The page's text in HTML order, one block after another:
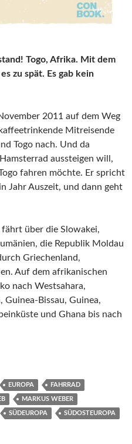
Togo, Afrika. Mit dem
zu spät. Es gab kein
2011 auf dem Weg
Mitreisende
Togo nach. Und da
aussteigen will,
fahren möchte. Er spricht
Jahr Auszeit, und dann geht
über die Slowakei,
die Republik Moldau
Griechenland,
Auf dem afrikanischen
nach Westsahara,
Guinea-Bissau, Guinea,
und Ghana bis nach
26 Länder und jede
EUROPA FAHRRAD
MARKUS WEBER
SÜDEUROPA SÜDOSTEUROPA